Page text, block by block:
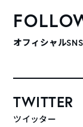
オフィシャルSNS
TWITTER
ツイッター